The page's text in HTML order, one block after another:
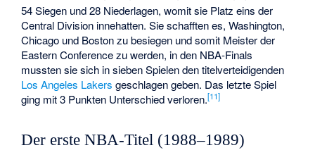
54 Siegen und 28 Niederlagen, womit sie Platz eins der
Central Division innehatten. Sie schafften es, Washington,
Chicago und Boston zu besiegen und somit Meister der
Eastern Conference zu werden, in den NBA-Finals
mussten sie sich in sieben Spielen den titelverteidigenden
Los Angeles Lakers geschlagen geben. Das letzte Spiel
ging mit 3 Punkten Unterschied verloren.[11]
Der erste NBA-Titel (1988–1989)